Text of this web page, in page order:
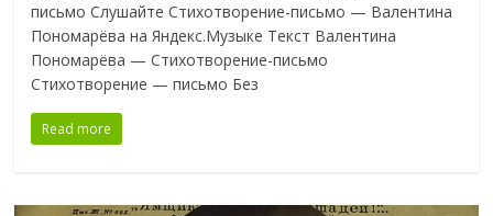
письмо Слушайте Стихотворение-письмо — Валентина
Пономарёва на Яндекс.Музыке Текст Валентина
Пономарёва — Стихотворение-письмо
Стихотворение — письмо Без
Read more